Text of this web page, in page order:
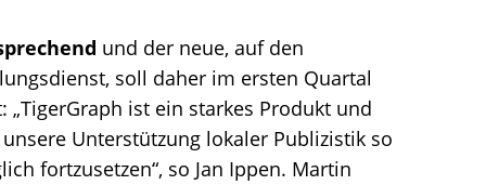
und der neue, auf den
soll daher im ersten Quartal
ist ein starkes Produkt und
Unterstützung lokaler Publizistik so
fortzusetzen“, so Jan Ippen. Martin